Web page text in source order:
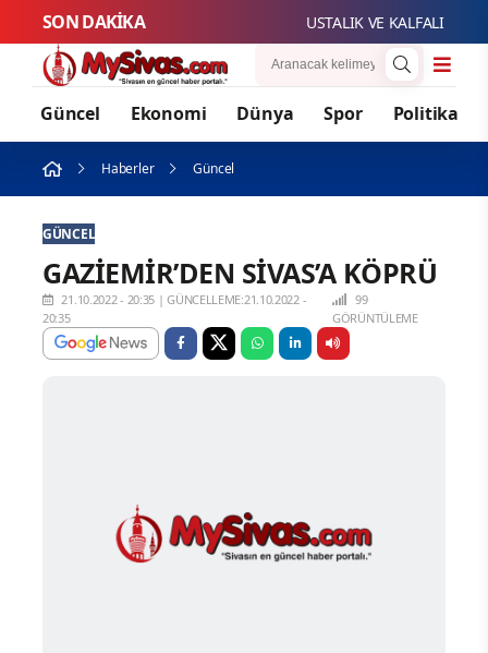
SON DAKİKA USTALIK VE KALFALIK
Güncel Ekonomi Dünya Spor Politika
Haberler Güncel
GÜNCEL
GAZİEMİR’DEN SİVAS’A KÖPRÜ
21.10.2022 - 20:35 |GÜNCELLEME:21.10.2022 -
20:35
99
GÖRÜNTÜLEME